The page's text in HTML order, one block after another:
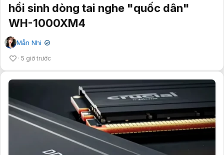
hồi sinh dòng tai nghe "quốc dân"
WH-1000XM4
Mẫn Nhi ✔
5 giờ trước